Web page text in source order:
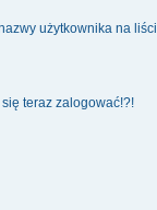
użytkownika na
teraz zalogować!?!